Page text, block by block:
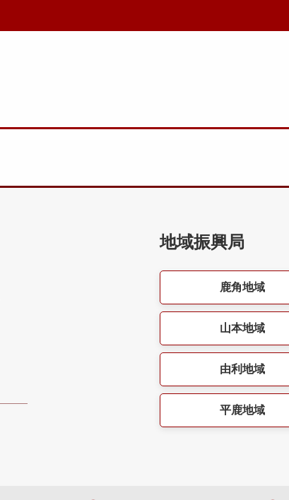
地域振興局
鹿角地域
山本地域
由利地域
平鹿地域